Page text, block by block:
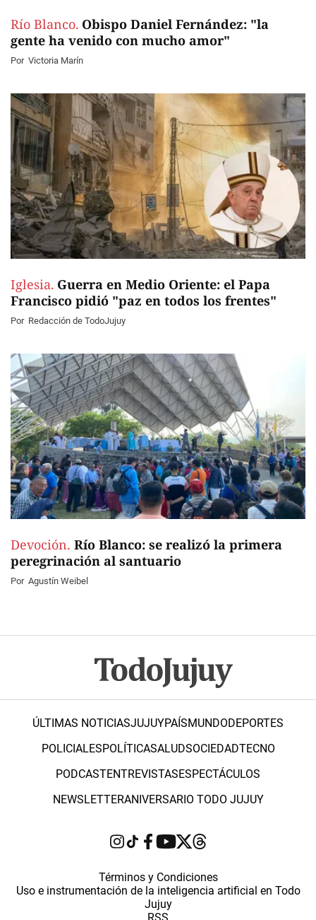
Río Blanco. Obispo Daniel Fernández: "la
gente ha venido con mucho amor"
Por Victoria Marín
Iglesia. Guerra en Medio Oriente: el Papa
Francisco pidió "paz en todos los frentes"
Por Redacción de TodoJujuy
Devoción. Río Blanco: se realizó la primera
peregrinación al santuario
Por Agustín Weibel
ÚLTIMAS NOTICIASJUJUYPAÍSMUNDODEPORTES
POLICIALESPOLÍTICASALUDSOCIEDADTECNO
PODCASTENTREVISTASESPECTÁCULOS
NEWSLETTERANIVERSARIO TODO JUJUY
Términos y Condiciones
Uso e instrumentación de la inteligencia artificial en Todo
Jujuy
RSS